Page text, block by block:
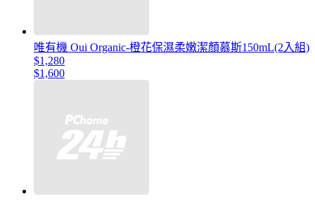
唯有機 Oui Organic-橙花保濕柔嫩潔顏慕斯150mL(2入組)
$1,280
$1,600